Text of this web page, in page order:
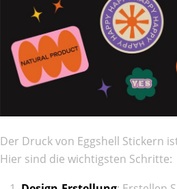
Der Druck von Eggshell Stickern
Hier sind die wichtigsten Schritte: